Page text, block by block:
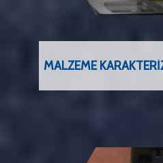
MALZEME